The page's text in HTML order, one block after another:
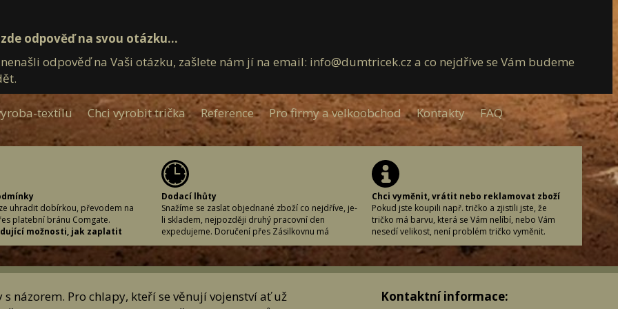
odpověď na svou otázku...
odpověď na Vaši otázku, zašlete nám jí na email: info@dumtricek.cz a co nejdříve se Vám budeme
textilu Chci vyrobit trička Reference Pro firmy a velkoobchod Kontakty FAQ
uhradit dobírkou, převodem na
platební bránu Comgate.
možnosti, jak zaplatit
při využití dopravce Zásilkovna.
na účet: 7364517002/5500, jako
Comgate (platební brána).
nelze!
Dodací lhůty
Snažíme se zaslat objednané zboží co nejdříve, je-
li skladem, nejpozději druhý pracovní den
expedujeme. Doručení přes Zásilkovnu má
obvykle lhůtu doručení následující pracovní den
po vyřízení Vaší objednávky.
Dodací lhůty závisí na Vámi preferovaném
Pokud je objednávka učiněna v pracovní den
zhruba do 12:00, zasíláme Vám objednané zboží v
Chci vyměnit, vrátit nebo reklamovat zboží
Pokud jste koupili např. tričko a zjistili jste, že
tričko má barvu, která se Vám nelíbí, nebo Vám
nesedí velikost, není problém tričko vyměnit.
U každého produktu máte návod, co považujeme
za nepoužitelný produkt.
vytvořený nakupujícím, jiné jasně zřetelné vady,
které zavinil nakupující buď neopatrností nebo
názorem. Pro chlapy, kteří se věnují vojenství ať už
Kontaktní informace: